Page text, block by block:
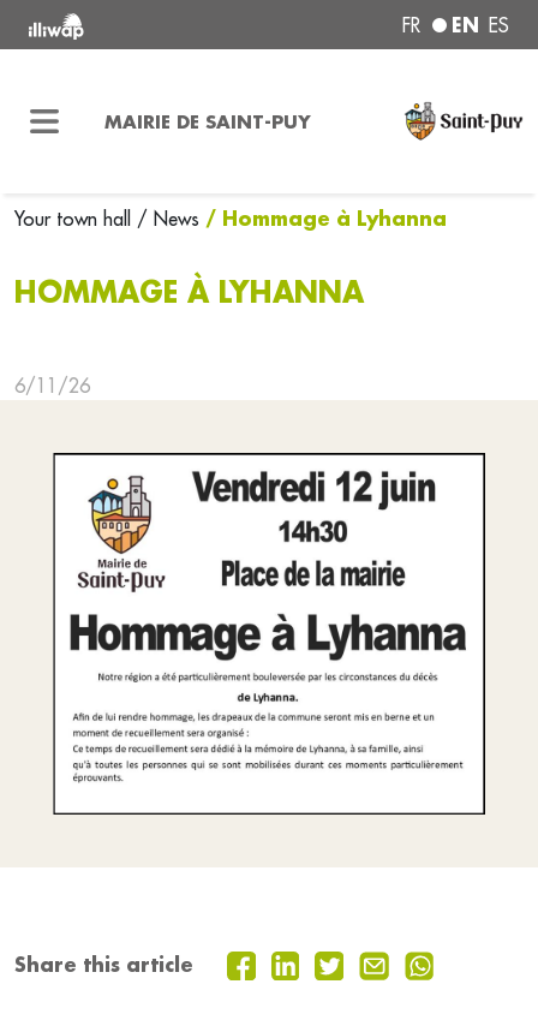
FR EN ES
MAIRIE DE SAINT-PUY
Your town hall / News / Hommage à Lyhanna
HOMMAGE À LYHANNA
6/11/26
Share this article